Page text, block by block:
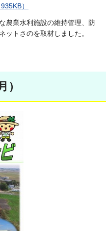
）
農業水利施設の維持管理、防
ットさのを取材しました。
）